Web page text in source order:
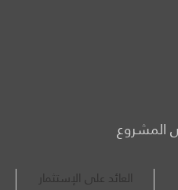
العائد على الإستثمار
المشروع